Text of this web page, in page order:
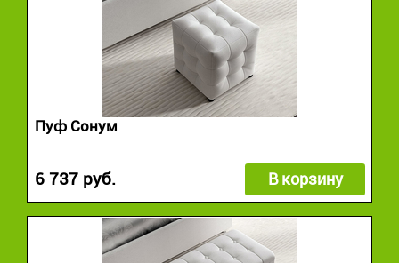
Пуф Сонум
6 737 руб. В корзину